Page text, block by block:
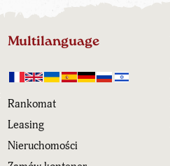
Multilanguage
Rankomat
Leasing
Nieruchomości